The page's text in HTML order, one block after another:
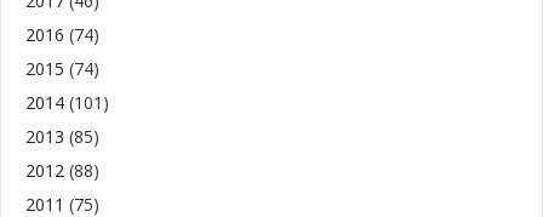
2016 (74)
2015 (74)
2014 (101)
2013 (85)
2012 (88)
2011 (75)